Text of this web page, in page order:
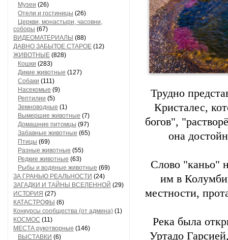
Музеи (26)
Отели и гостиницы (26)
Церкви, монастыри, часовни,
соборы (67)
ВИДЕОМАТЕРИАЛЫ (88)
ДАВНО ЗАБЫТОЕ СТАРОЕ (12)
ЖИВОТНЫЕ (828)
Кошки (283)
Дикие животные (127)
Собаки (111)
Насекомые (9)
Рептилии (5)
Земноводные (1)
Вымершие животные (7)
Домашние питомцы (97)
Забавные животные (65)
Птицы (69)
Разные животные (55)
Редкие животные (63)
Рыбы и водяные животные (69)
ЗА ГРАНЬЮ РЕАЛЬНОСТИ (24)
ЗАГАДКИ И ТАЙНЫ ВСЕЛЕННОЙ (29)
ИСТОРИЯ (27)
КАТАСТРОФЫ (6)
Конкурсы сообщества (от админа) (1)
КОСМОС (11)
МЕСТА рукотворные (146)
ВЫСТАВКИ (6)
Трудно
Кристалес,
богов",
она
Слово "каньо"
им в
местности,
Река была
Уртадо